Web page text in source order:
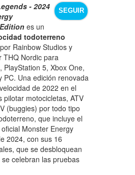
SEGUIR
- 2024
es un
todoterreno
Rainbow Studios y
THQ Nordic para
PlayStation 5, Xbox One,
PC. Una edición renovada
de 2022 en el
pilotar motocicletas, ATV
(buggies) por todo tipo
que incluye el
Monster Energy
2024, con sus 16
que se desbloquean
celebran las pruebas